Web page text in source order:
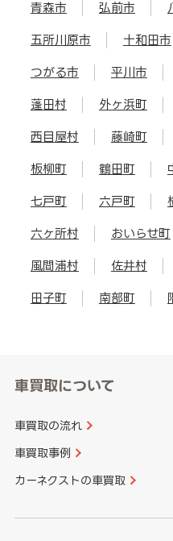
青森市 弘前市
五所川原市 十和田市
つがる市 平川市
蓬田村 外ヶ浜町
西目屋村 藤崎町
板柳町 鶴田町
七戸町 六戸町
六ヶ所村 おいらせ町
風間浦村 佐井村
田子町 南部町
車買取について
車買取の流れ
車買取事例
カーネクストの車買取